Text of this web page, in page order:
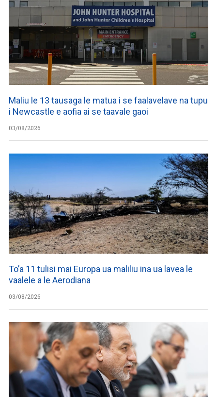
Maliu le 13 tausaga le matua i se faalavelave na tupu
i Newcastle e aofia ai se taavale gaoi
03/08/2026
To’a 11 tulisi mai Europa ua maliliu ina ua lavea le
vaalele a le Aerodiana
03/08/2026